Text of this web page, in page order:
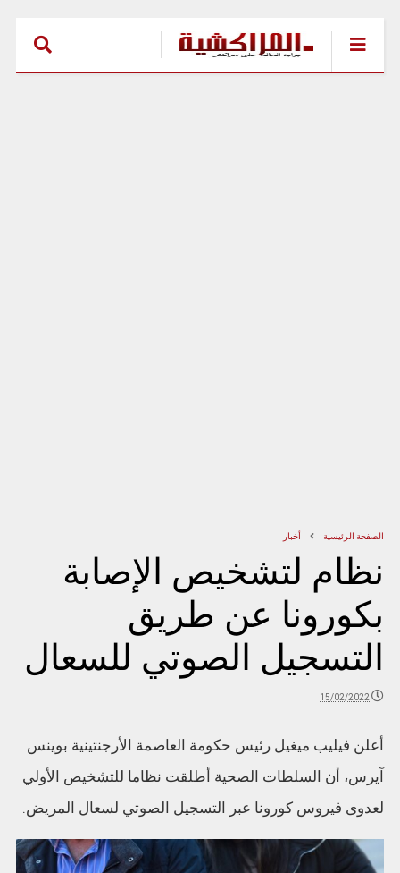
الصفحة الرئيسية أخبار
نظام لتشخيص الإصابة
بكورونا عن طريق
التسجيل الصوتي للسعال
15/02/2022
أعلن فيليب ميغيل رئيس حكومة العاصمة الأرجنتينية بوينس
آيرس، أن السلطات الصحية أطلقت نظاما للتشخيص الأولي
لعدوى فيروس كورونا عبر التسجيل الصوتي لسعال المريض.